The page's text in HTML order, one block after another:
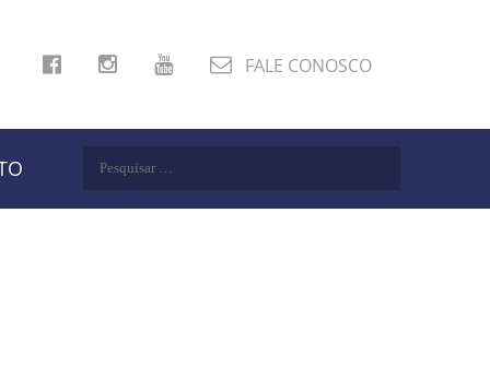
FALE CONOSCO
Pesquisar